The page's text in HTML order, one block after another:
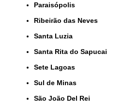
Paraisópolis
Ribeirão das Neves
Santa Luzia
Santa Rita do Sapucai
Sete Lagoas
Sul de Minas
São João Del Rei